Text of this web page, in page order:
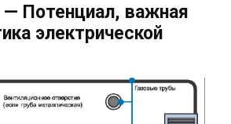
— Потенциал, важная
электрической